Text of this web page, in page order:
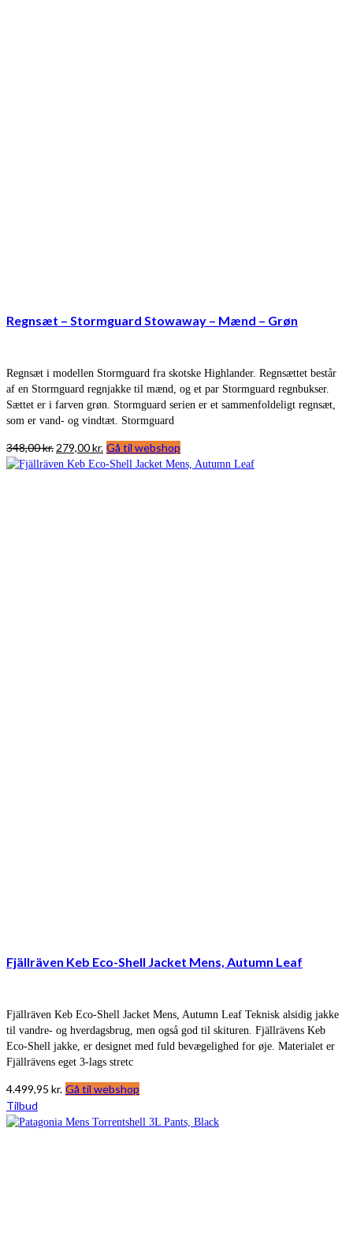
Regnsæt – Stormguard Stowaway – Mænd – Grøn
Regnsæt i modellen Stormguard fra skotske Highlander. Regnsættet består
af en Stormguard regnjakke til mænd, og et par Stormguard regnbukser.
Sættet er i farven grøn. Stormguard serien er et sammenfoldeligt regnsæt,
som er vand- og vindtæt. Stormguard
348,00kr. Den
oprindelige
279,00kr. Den
aktuelle
Gå til webshop
Fjällräven Keb Eco-Shell Jacket Mens, Autumn Leaf
Fjällräven Keb Eco-Shell Jacket Mens, Autumn Leaf Teknisk alsidig jakke
til vandre- og hverdagsbrug, men også god til skituren. Fjällrävens Keb
Eco-Shell jakke, er designet med fuld bevægelighed for øje. Materialet er
Fjällrävens eget 3-lags stretc
4.499,95 kr. Gå til webshop
Tilbud